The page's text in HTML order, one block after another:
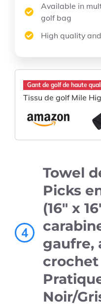
Available in
golf bag
High quality
Gant de golf de haute
Tissu de golf Mile
Premium | Motif
robuste | Serviette
4
Towel
Picks
(16" x
gaufre,
crochet
Noir/